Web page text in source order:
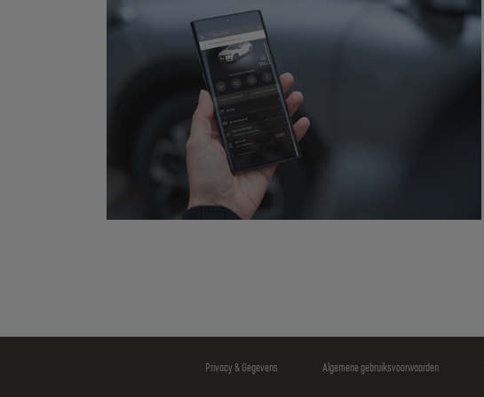
Algemene gebruiksvoorwaarden
Privacy & Gegevens